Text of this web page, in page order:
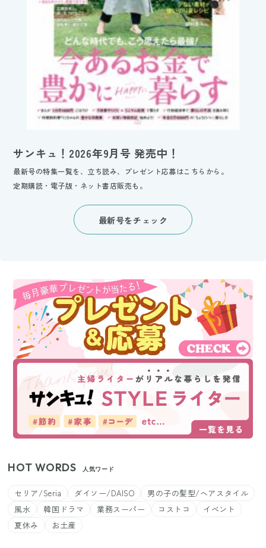
サンキュ！2026年9月号 発売中！
最新号の特集一覧を、立ち読み、プレゼント応募はこちらから。
定期購読・電子版・ネット書店販売も。
最新号をチェック
HOT WORDS 人気ワード
セリア/Seria ダイソー/DAISO
男の子の髪型/ヘアスタイル
風水
韓国ドラマ 業務スーパー コストコ
イベント
夏休み
お土産